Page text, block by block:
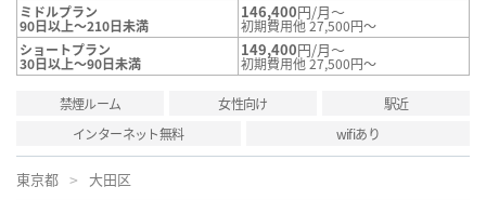
ミドルプラン
90日以上～210日未満
146,400円/月～
初期費用他 27,500円～
ショートプラン
30日以上～90日未満
149,400円/月～
初期費用他 27,500円～
禁煙ルーム 女性向け
駅近
インターネット無料
wifiあり
東京都 大田区